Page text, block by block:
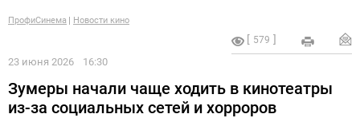
ПрофиСинема Новости кино
579
23 июня 2026 16:30
Зумеры начали чаще ходить в кинотеатры
из-за социальных сетей и хорроров